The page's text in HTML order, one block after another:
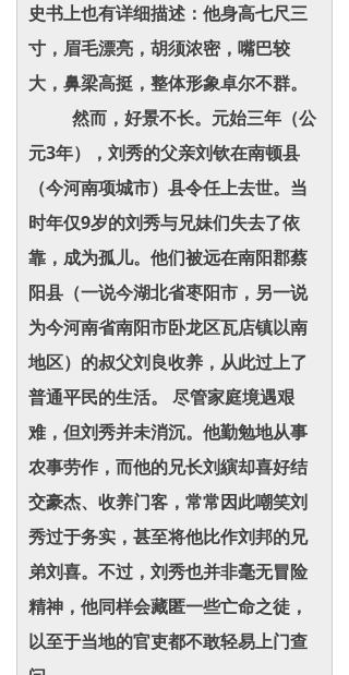
史书上也有详细描述：他身高七尺三
寸，眉毛漂亮，胡须浓密，嘴巴较
大，鼻梁高挺，整体形象卓尔不群。
然而，好景不长。元始三年（公
元3年），刘秀的父亲刘钦在南顿县
（今河南项城市）县令任上去世。当
时年仅9岁的刘秀与兄妹们失去了依
靠，成为孤儿。他们被远在南阳郡蔡
阳县（一说今湖北省枣阳市，另一说
为今河南省南阳市卧龙区瓦店镇以南
地区）的叔父刘良收养，从此过上了
普通平民的生活。 尽管家庭境遇艰
难，但刘秀并未消沉。他勤勉地从事
农事劳作，而他的兄长刘縯却喜好结
交豪杰、收养门客，常常因此嘲笑刘
秀过于务实，甚至将他比作刘邦的兄
弟刘喜。不过，刘秀也并非毫无冒险
精神，他同样会藏匿一些亡命之徒，
以至于当地的官吏都不敢轻易上门查